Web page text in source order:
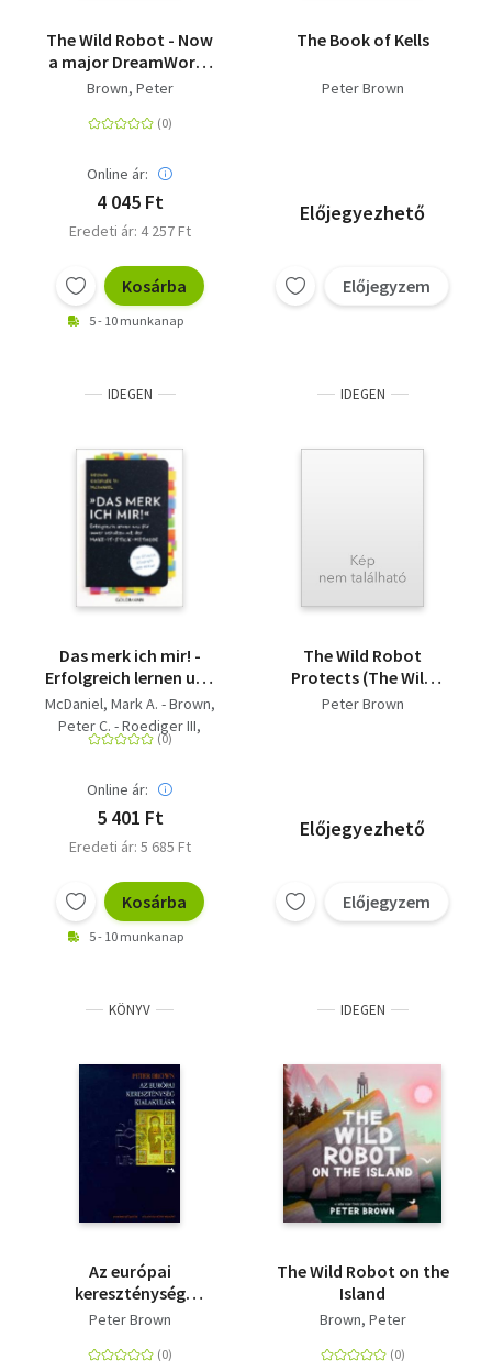
The Wild Robot - Now
a major DreamWorks
animation!
Brown, Peter
Online ár:
4 045 Ft
Eredeti ár: 4 257 Ft
Kosárba
5 - 10 munkanap
The Book of Kells
Peter Brown
Előjegyezhető
Előjegyzem
IDEGEN
Das merk ich mir! -
Erfolgreich lernen und
für immer behalten
mit der Make-it-stick-
Methode - Für Schule,
McDaniel, Mark A. - Brown,
Peter C. - Roediger III,
Henry
Online ár:
5 401 Ft
Eredeti ár: 5 685 Ft
Kosárba
5 - 10 munkanap
IDEGEN
The Wild Robot
Protects (The Wild
Robot 3)
Peter Brown
Előjegyezhető
Előjegyzem
KÖNYV
Az európai
kereszténység
kialakulása
Peter Brown
IDEGEN
The Wild Robot on the
Island
Brown, Peter